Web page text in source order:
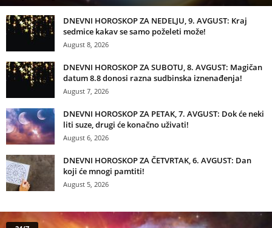
DNEVNI HOROSKOP ZA NEDELJU, 9. AVGUST: Kraj
sedmice kakav se samo poželeti može!
August 8, 2026
DNEVNI HOROSKOP ZA SUBOTU, 8. AVGUST: Magičan
datum 8.8 donosi razna sudbinska iznenađenja!
August 7, 2026
DNEVNI HOROSKOP ZA PETAK, 7. AVGUST: Dok će neki
liti suze, drugi će konačno uživati!
August 6, 2026
DNEVNI HOROSKOP ZA ČETVRTAK, 6. AVGUST: Dan
koji će mnogi pamtiti!
August 5, 2026